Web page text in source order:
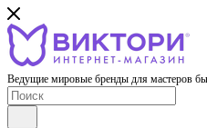
Ведущие мировые бренды для мастеров